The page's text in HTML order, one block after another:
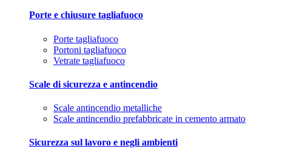
Porte e chiusure tagliafuoco
Porte tagliafuoco
Portoni tagliafuoco
Vetrate tagliafuoco
Scale di sicurezza e antincendio
Scale antincendio metalliche
Scale antincendio prefabbricate in cemento armato
Sicurezza sul lavoro e negli ambienti